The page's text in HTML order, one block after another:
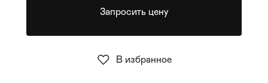
Запросить цену
В избранное